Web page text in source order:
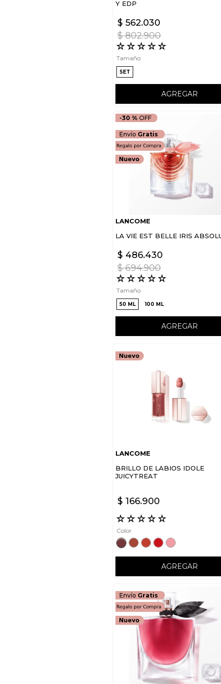
Y EDP
$ 802.900
$ 562.030
☆☆☆☆☆
Tamaño
SET
AGREGAR
Envío Gratis
-30 %
LANCOME
LA VIE EST BELLE IRIS
$ 694.900
$ 486.430
☆☆☆☆☆
Tamaño
50 ML 100 ML
AGREGAR
LANCOME
BRILLO DE LABIOS IDOLE
JUICYTREAT
$ 166.900
☆☆☆☆☆
Color
AGREGAR
Envío Gratis